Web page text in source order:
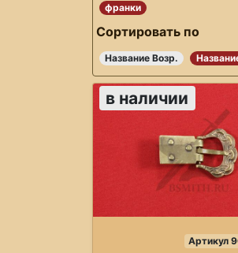
франки
Сортировать по
Название Возр.
в наличии
Артикул